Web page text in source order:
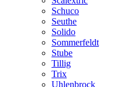
Schuco
Seuthe
Solido
Sommerfeldt
Stube
Tillig
Trix
Uhlenbrock